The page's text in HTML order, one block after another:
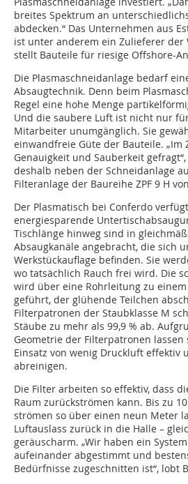
breites Spektrum an
abdecken.“ Das Unternehmen aus
ist unter anderem ein Zulieferer
stellt Bauteile für riesige Offshore-
Die Plasmaschneidanlage bedarf
Absaugtechnik. Denn beim
Regel eine hohe Menge
Und die saubere Luft ist nicht nur
Mitarbeiter unumgänglich. Sie
einwandfreie Güte der Bauteile.
Genauigkeit und Sauberkeit
deshalb neben der Schneidanlage
Filteranlage der Baureihe ZPF 9 H
Der Plasmatisch bei Conferdo
energiesparende
Tischlänge hinweg sind in
Absaugkanäle angebracht, die sich
Werkstückauflage befinden. Sie
wo tatsächlich Rauch frei wird. Die
wird über eine Rohrleitung zu
geführt, der glühende Teilchen
Filterpatronen der Staubklasse M
Stäube zu mehr als 99,9 % ab.
Geometrie der Filterpatronen
Einsatz von wenig Druckluft effektiv
abreinigen.
Die Filter arbeiten so effektiv, dass
Raum zurückströmen kann. Bis zu
strömen so über einen neun Meter
Luftauslass zurück in die Halle –
geräuscharm. „Wir haben ein
aufeinander abgestimmt und
Bedürfnisse zugeschnitten ist“, lobt